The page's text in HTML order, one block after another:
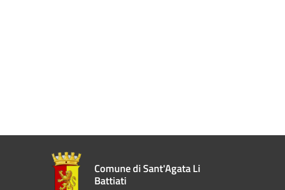
Comune di Sant'Agata Li
Battiati